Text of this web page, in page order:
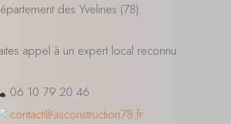
des Yvelines (78).
appel à un expert local reconnu.
06 10 79 20 46
contact@asconstruction78.fr